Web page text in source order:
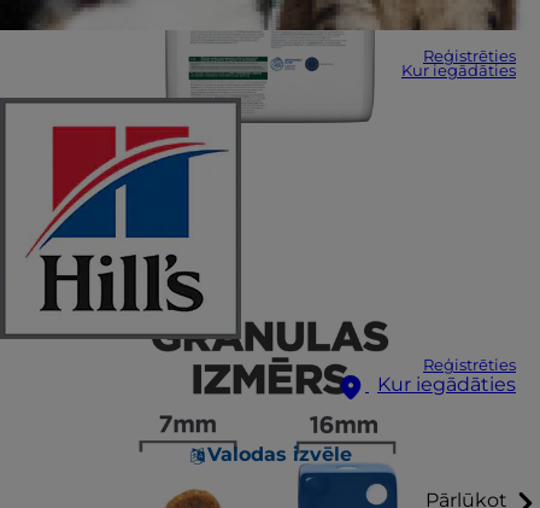
Reģistrēties
Kur iegādāties
Reģistrēties
Kur iegādāties
Valodas izvēle
Pārlūkot